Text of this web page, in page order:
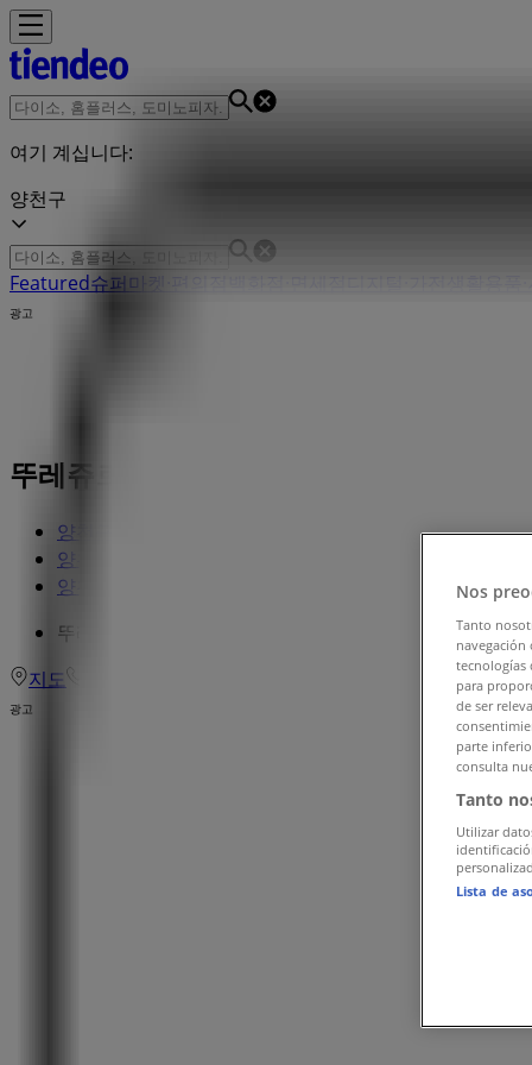
여기 계십니다:
양천구
Featured슈퍼마켓·편의점
광고
뚜레쥬르 레스토랑 | 오목로5길 19-0 상
양천구의 Tiendeo
양천구 맛집·카페 할인 정보
양천구 뚜레쥬르
뚜레쥬르 | 오목로5길 19-0 상가 102호
지도
광고
Nos
Tanto
navegación
tecnologías
para
de ser
parte
consulta
Tanto
Utilizar
Lista de